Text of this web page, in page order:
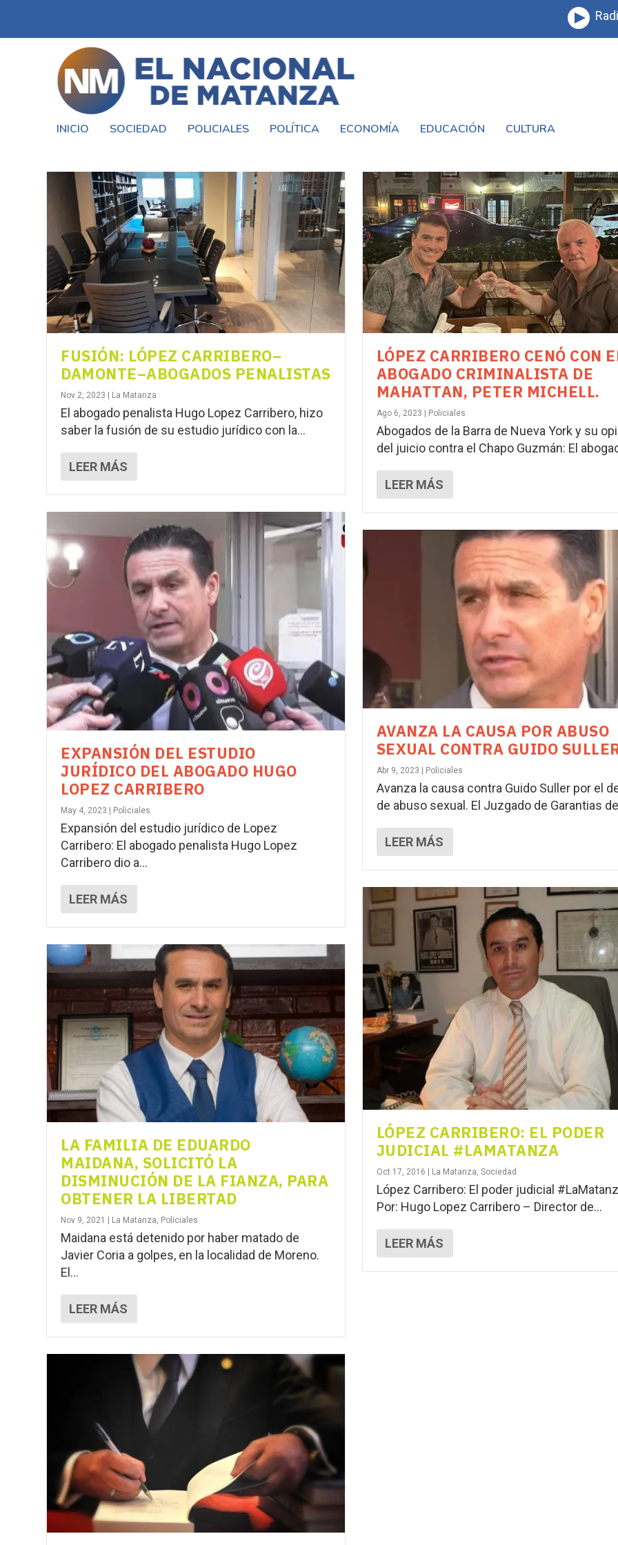
INICIO SOCIEDAD POLICIALES POLÍTICA ECONOMÍA EDUCACIÓN CULTURA
ETIQUETA:LOPEZ CARRIBERO
FUSIÓN: LÓPEZ CARRIBERO–
DAMONTE–ABOGADOS PENALISTAS
Nov 2, 2023 | La Matanza
El abogado penalista Hugo Lopez Carribero, hizo
saber la fusión de su estudio jurídico con la...
LEER MÁS
EXPANSIÓN DEL ESTUDIO
JURÍDICO DEL ABOGADO HUGO
LOPEZ CARRIBERO
May 4, 2023 | Policiales
Expansión del estudio jurídico de Lopez
Carribero: El abogado penalista Hugo Lopez
Carribero dio a...
LEER MÁS
LA FAMILIA DE EDUARDO
MAIDANA, SOLICITÓ LA
DISMINUCIÓN DE LA FIANZA, PARA
OBTENER LA LIBERTAD
Nov 9, 2021 La Matanza, Policiales
Maidana está detenido por haber matado de
Javier Coria a golpes, en la localidad de Moreno.
El...
LEER MÁS
LÓPEZ CARRIBERO CENÓ CON
ABOGADO CRIMINALISTA DE
MAHATTAN, PETER MICHELL.
Ago 6, 2023 | Policiales
Abogados de la Barra de Nueva York y su
del juicio contra el Chapo Guzmán: El
LEER MÁS
AVANZA LA CAUSA POR ABUSO
SEXUAL CONTRA GUIDO
Abr 9, 2023 | Policiales
Avanza la causa contra Guido Suller por el
de abuso sexual. El Juzgado de Garantias
LEER MÁS
LÓPEZ CARRIBERO: EL PODER
JUDICIAL #LAMATANZA
Oct 17, 2016 La Matanza, Sociedad
López Carribero: El poder judicial
Por: Hugo Lopez Carribero – Director de...
LEER MÁS